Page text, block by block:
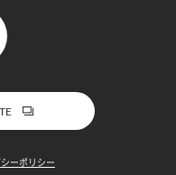
ーポリシー